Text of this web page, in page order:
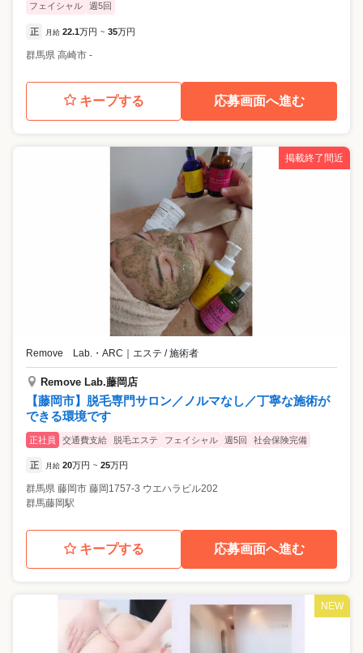
フェイシャル
週5回
正 月給 22.1万円 ~ 35万円
群馬県 高崎市 -
キープする 応募画面へ進む
掲載終了間近
Remove Lab.・ARC エステ / 施術者
Remove Lab.藤岡店
【藤岡市】脱毛専門サロン／ノルマなし／丁寧な施術が
できる環境です
正社員 交通費支給 脱毛エステ フェイシャル 週5回 社会保険完備
正 月給 20万円 ~ 25万円
群馬県 藤岡市 藤岡1757-3 ウエハラビル202
群馬藤岡駅
キープする 応募画面へ進む
NEW